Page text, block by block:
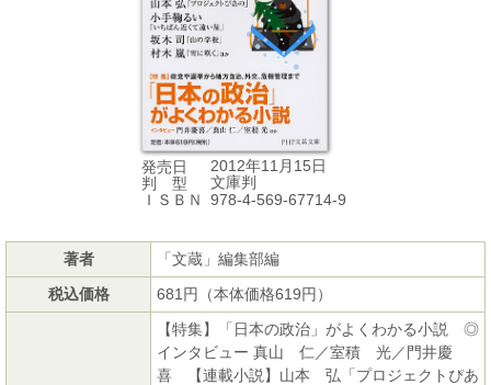
発売日
2012年11月15日
判 型
文庫判
ＩＳＢＮ
978-4-569-67714-9
著者
「文蔵」編集部編
税込価格
681円（本体価格619円）
【特集】「日本の政治」がよくわかる小説 ◎
インタビュー 真山 仁／室積 光／門井慶
喜 【連載小説】山本 弘「プロジェクトぴあ